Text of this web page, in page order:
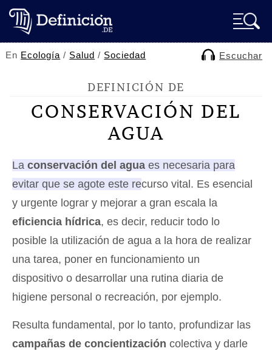
En Ecología / Salud / Sociedad Escuchar
DEFINICIÓN DE
CONSERVACIÓN DEL
AGUA
La conservación del agua es necesaria para
evitar que se agote este recurso vital. Es esencial
y urgente lograr y mejorar a gran escala la
eficiencia hídrica, es decir, reducir todo lo
posible la utilización de agua a la hora de realizar
una tarea, poner en funcionamiento un
dispositivo o desarrollar una rutina diaria de
higiene personal o recreación, por ejemplo.
Resulta fundamental, por lo tanto, profundizar las
campañas de concientización colectiva y darle